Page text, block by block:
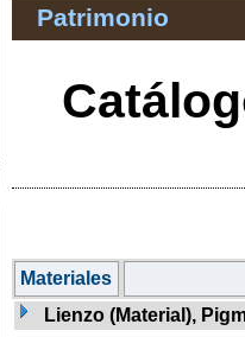
Patrimonio
Materiales
Lienzo (Material),